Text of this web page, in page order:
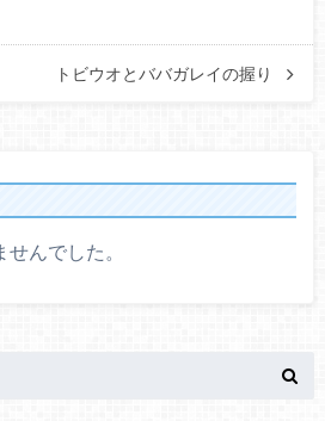
トビウオとババガレイの握り
んでした。